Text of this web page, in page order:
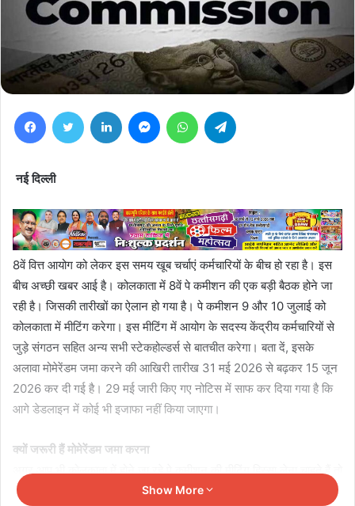
FacebookTwitter LinkedIn MessengerWhatsApp
नई दिल्ली
8वें वित्त आयोग को लेकर इस समय खूब चर्चाएं कर्मचारियों के बीच हो रहा है। इस
बीच अच्छी खबर आई है। कोलकाता में 8वें पे कमीशन की एक बड़ी बैठक होने जा
रही है। जिसकी तारीखों का ऐलान हो गया है। पे कमीशन 9 और 10 जुलाई को
कोलकाता में मीटिंग करेगा। इस मीटिंग में आयोग के सदस्य केंद्रीय कर्मचारियों से
जुड़े संगठन सहित अन्य सभी स्टेकहोल्डर्स से बातचीत करेगा। बता दें, इसके
अलावा मोमेरेंडम जमा करने की आखिरी तारीख 31 मई 2026 से बढ़कर 15 जून
2026 कर दी गई है। 29 मई जारी किए गए नोटिस में साफ कर दिया गया है कि
आगे डेडलाइन में कोई भी इजाफा नहीं किया जाएगा।
क्यों जरूरी हैं मोमेरेंडम जमा करना
अगर आप भी कोलकाता में होने जा रहे पे कमीशन की मीटिंग हिस्सा लेना चाहते हैं तो
आपको मोमेरेंडम जमा करना होगा। पे कमीशन ने कहा है कि 8वें वित्त आयोग की
Show More